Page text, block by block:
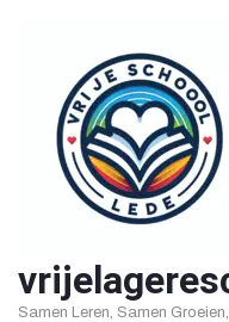
inhoud
Samen Leren, Samen